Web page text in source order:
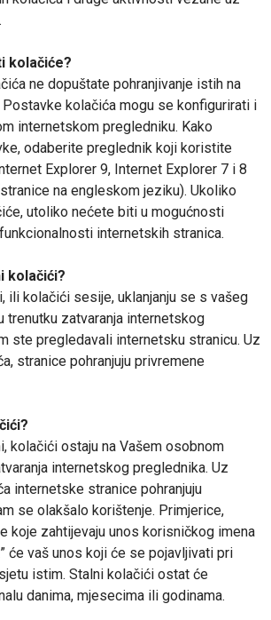
kolačiće?
ne dopuštate pohranjivanje istih na
kolačića mogu se konfigurirati i
internetskom pregledniku. Kako
odaberite preglednik koji koristite
Explorer 9, Internet Explorer 7 i 8
na engleskom jeziku). Ukoliko
utoliko nećete biti u mogućnosti
internetskih stranica.
kolačići?
ili kolačići sesije, uklanjanju se s vašeg
trenutku zatvaranja internetskog
ste pregledavali internetsku stranicu. Uz
stranice pohranjuju privremene
kolačići ostaju na Vašem osobnom
internetskog preglednika. Uz
internetske stranice pohranjuju
se olakšalo korištenje. Primjerice,
koje zahtijevaju unos korisničkog imena
će vaš unos koji će se pojavljivati pri
istim. Stalni kolačići ostat će
danima, mjesecima ili godinama.